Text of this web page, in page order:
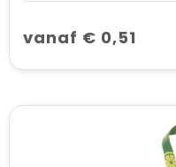
vanaf € 0,51